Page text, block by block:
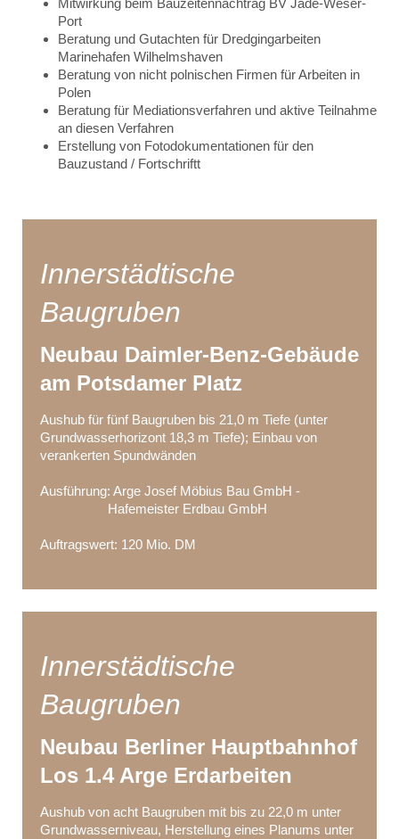
Port
Beratung und Gutachten für Dredgingarbeiten
Marinehafen Wilhelmshaven
Beratung von nicht polnischen Firmen für Arbeiten in
Polen
Beratung für Mediationsverfahren und aktive Teilnahme
an diesen Verfahren
Erstellung von Fotodokumentationen für den
Bauzustand / Fortschriftt
Innerstädtische
Baugruben
Neubau Daimler-Benz-Gebäude
am Potsdamer Platz
Aushub für fünf Baugruben bis 21,0 m Tiefe (unter
Grundwasserhorizont 18,3 m Tiefe); Einbau von
verankerten Spundwänden
Ausführung: Arge Josef Möbius Bau GmbH -
Hafemeister Erdbau GmbH
Auftragswert: 120 Mio. DM
Innerstädtische
Baugruben
Neubau Berliner Hauptbahnhof
Los 1.4 Arge Erdarbeiten
Aushub von acht Baugruben mit bis zu 22,0 m unter
Grundwasserniveau, Herstellung eines Planums unter